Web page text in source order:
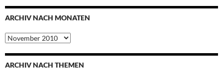
ARCHIV NACH MONATEN
Archiv
nach
Monaten
ARCHIV NACH THEMEN